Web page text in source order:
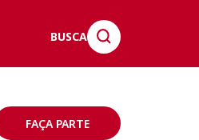
BUSCA
FAÇA PARTE